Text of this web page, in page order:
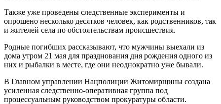
Также уже проведены следственные эксперименты и
опрошено несколько десятков человек, как родственников, так
и жителей села по обстоятельствам происшествия.
Родные погибших рассказывают, что мужчины выехали из
дома утром 21 мая для празднования дня рождения одного из
них и рыбалки в месте, где они неоднократно уже бывали.
В Главном управлении Нацполиции Житомирщины создана
усиленная следственно-оперативная группа под
процессуальным руководством прокуратуры области.